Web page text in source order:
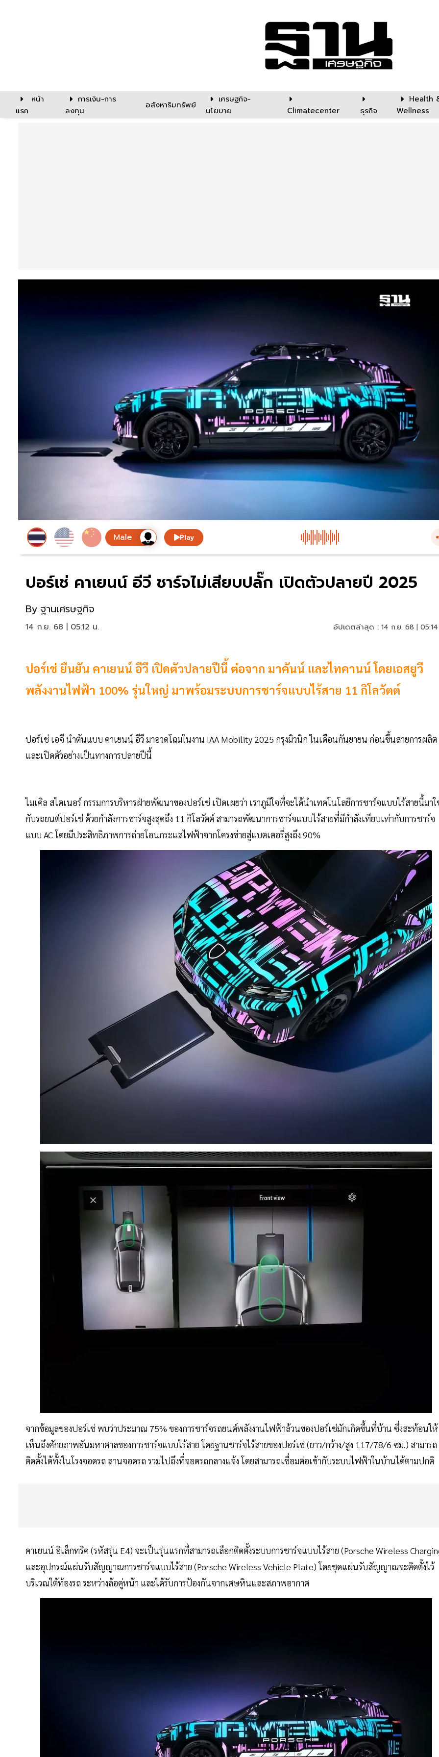
หน้า
แรก
การเงิน-การ
ลงทุน
อสังหาริมทรัพย์
เศรษฐกิจ-
นโยบาย
Climatecenter ธุรกิจ
Health
Wellness
Play
ปอร์เช่ คาเยนน์ อีวี ชาร์จไม่เสียบปลั๊ก เปิดตัวปลายปี 2025
By ฐานเศรษฐกิจ
14 ก.ย. 68 | 05:12 น. อัปเดตล่าสุด : 14 ก.ย. 68 |
ปอร์เช่ ยืนยัน คาเยนน์ อีวี เปิดตัวปลายปีนี้ ต่อจาก มาคันน์ และไทคานน์ โดยเอสยูวี
พลังงานไฟฟ้า 100% รุ่นใหญ่ มาพร้อมระบบการชาร์จแบบไร้สาย 11 กิโลวัตต์
ปอร์เช่ เอจี นำต้นแบบ คาเยนน์ อีวี มาอวดโฉมในงาน IAA Mobility 2025 กรุงมิวนิก ในเดือนกันยายน ก่อนขึ้นสายการผลิต
และเปิดตัวอย่างเป็นทางการปลายปีนี้
ไมเคิล สไตเนอร์ กรรมการบริหารฝ่ายพัฒนาของปอร์เช่ เปิดเผยว่า เราภูมิใจที่จะได้นำเทคโนโลยีการชาร์จแบบไร้สายนี้มา
กับรถยนต์ปอร์เช่ ด้วยกำลังการชาร์จสูงสุดถึง 11 กิโลวัตต์ สามารถพัฒนาการชาร์จแบบไร้สายที่มีกำลังเทียบเท่ากับการชาร์จ
แบบ AC โดยมีประสิทธิภาพการถ่ายโอนกระแสไฟฟ้าจากโครงข่ายสู่แบตเตอรี่สูงถึง 90%
จากข้อมูลของปอร์เช่ พบว่าประมาณ 75% ของการชาร์จรถยนต์พลังงานไฟฟ้าล้วนของปอร์เช่มักเกิดขึ้นที่บ้าน ซึ่งสะท้อนให้
เห็นถึงศักยภาพอันมหาศาลของการชาร์จแบบไร้สาย โดยฐานชาร์จไร้สายของปอร์เช่ (ยาว/กว้าง/สูง 117/78/6 ซม.) สามารถ
ติดตั้งได้ทั้งในโรงจอดรถ ลานจอดรถ รวมไปถึงที่จอดรถกลางแจ้ง โดยสามารถเชื่อมต่อเข้ากับระบบไฟฟ้าในบ้านได้ตามปกติ
คาเยนน์ อิเล็กทริค (รหัสรุ่น E4) จะเป็นรุ่นแรกที่สามารถเลือกติดตั้งระบบการชาร์จแบบไร้สาย (Porsche Wireless
และอุปกรณ์แผ่นรับสัญญาณการชาร์จแบบไร้สาย (Porsche Wireless Vehicle Plate) โดยชุดแผ่นรับสัญญาณจะติดตั้งไว้
บริเวณใต้ท้องรถ ระหว่างล้อคู่หน้า และได้รับการป้องกันจากเศษหินและสภาพอากาศ